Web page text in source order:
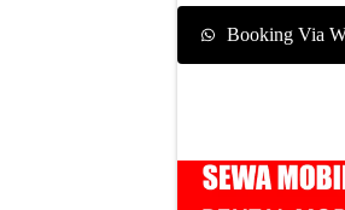
Booking Via